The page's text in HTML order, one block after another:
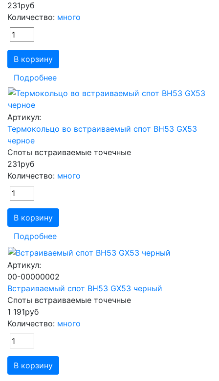
231руб
Количество: много
В корзину
Подробнее
Артикул:
Термокольцо во встраиваемый спот BH53 GX53
черное
Споты встраиваемые точечные
231руб
Количество: много
В корзину
Подробнее
Артикул:
00-00000002
Встраиваемый спот BH53 GX53 черный
Споты встраиваемые точечные
1 191руб
Количество: много
В корзину